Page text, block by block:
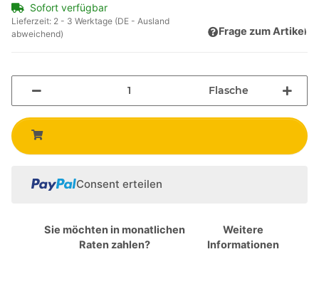
Sofort verfügbar
Lieferzeit: 2 - 3 Werktage (DE - Ausland
abweichend)
Frage zum Artikel
Flasche
Consent erteilen
Sie möchten in monatlichen
Raten zahlen?
Weitere
Informationen